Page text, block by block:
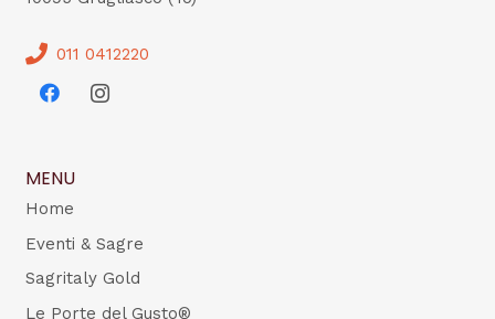
011 0412220
MENU
Home
Eventi & Sagre
Sagritaly Gold
Le Porte del Gusto®